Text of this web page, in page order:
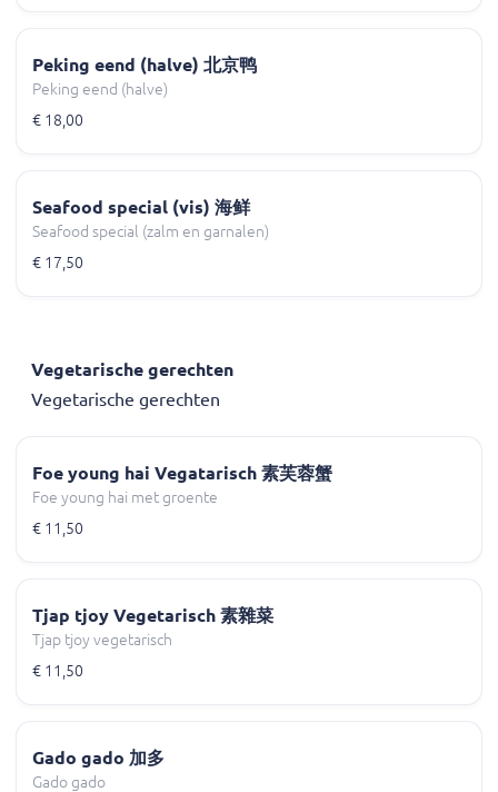
Peking eend (halve) 北京鸭
Peking eend (halve)
€ 18,00
Seafood special (vis) 海鲜
Seafood special (zalm en garnalen)
€ 17,50
Vegetarische gerechten
Vegetarische gerechten
Foe young hai Vegatarisch 素芙蓉蟹
Foe young hai met groente
€ 11,50
Tjap tjoy Vegetarisch 素雜菜
Tjap tjoy vegetarisch
€ 11,50
Gado gado 加多
Gado gado